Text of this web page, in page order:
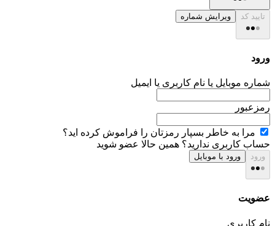
تایید کد ویرایش شماره
ورود
شماره موبایل یا نام کاربری یا ایمیل
رمزعبور
مرا به خاطر بسپار رمزتان را فراموش کرده اید؟
حساب کاربری ندارید؟ همین حالا عضو شوید
ورود ورود با موبایل
عضویت
نام کاربری